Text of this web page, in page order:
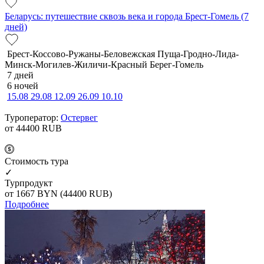
Беларусь: путешествие сквозь века и города Брест-Гомель (7
дней)
Брест-Коссово-Ружаны-Беловежская Пуща-Гродно-Лида-
Минск-Могилев-Жиличи-Красный Берег-Гомель
7 дней
6 ночей
15.08 29.08 12.09 26.09 10.10
Туроператор: Остервег
от 44400 RUB
Cтоимость тура
✓
Турпродукт
от 1667 BYN (44400 RUB)
Подробнее